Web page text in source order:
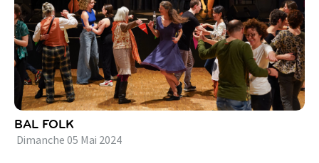
BAL FOLK
Dimanche 05 Mai 2024